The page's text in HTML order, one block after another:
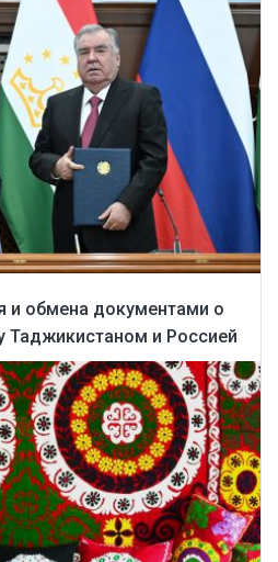
и обмена документами о
Таджикистаном и Россией